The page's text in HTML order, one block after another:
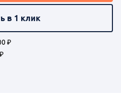
в 1 клик
₽